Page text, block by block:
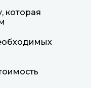
которая